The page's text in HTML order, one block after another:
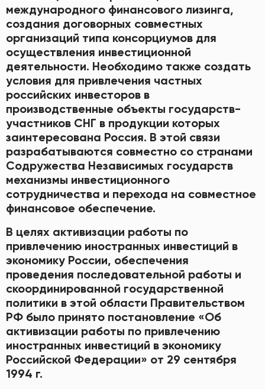
международного финансового лизинга,
создания договорных совместных
организаций типа консорциумов для
осуществления инвестиционной
деятельности. Необходимо также создать
условия для привлечения частных
российских инвесторов в
производственные объекты государств-
участников СНГ в продукции которых
заинтересована Россия. В этой связи
разрабатываются совместно со странами
Содружества Независимых государств
механизмы инвестиционного
сотрудничества и перехода на совместное
финансовое обеспечение.
В целях активизации работы по
привлечению иностранных инвестиций в
экономику России, обеспечения
проведения последовательной работы и
скоординированной государственной
политики в этой области Правительством
РФ было принято постановление «Об
активизации работы по привлечению
иностранных инвестиций в экономику
Российской Федерации» от 29 сентября
1994 г.